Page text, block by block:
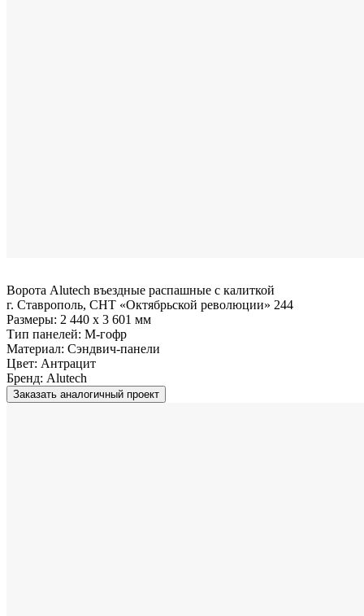
Ворота Alutech въездные распашные с калиткой
г. Ставрополь, СНТ «Октябрьской революции» 244
Размеры: 2 440 x 3 601 мм
Тип панелей: M-гофр
Материал: Сэндвич-панели
Цвет: Антрацит
Бренд: Alutech
Заказать аналогичный проект